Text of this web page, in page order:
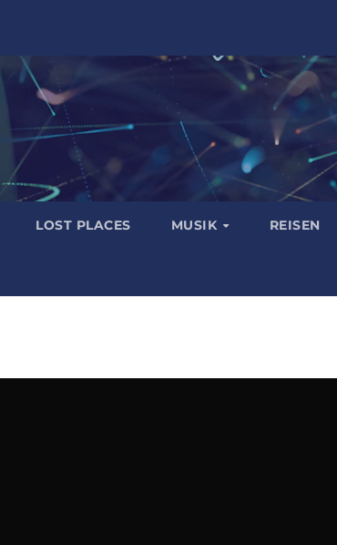
LOST PLACES MUSIK REISEN